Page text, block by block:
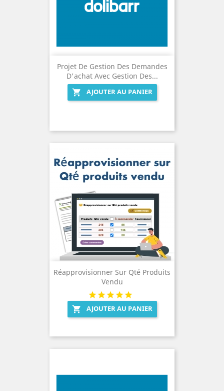
Projet De Gestion Des Demandes
D'achat Avec Gestion Des...

AJOUTER AU PANIER
Réapprovisionner Sur Qté Produits
Vendu
 AJOUTER AU PANIER